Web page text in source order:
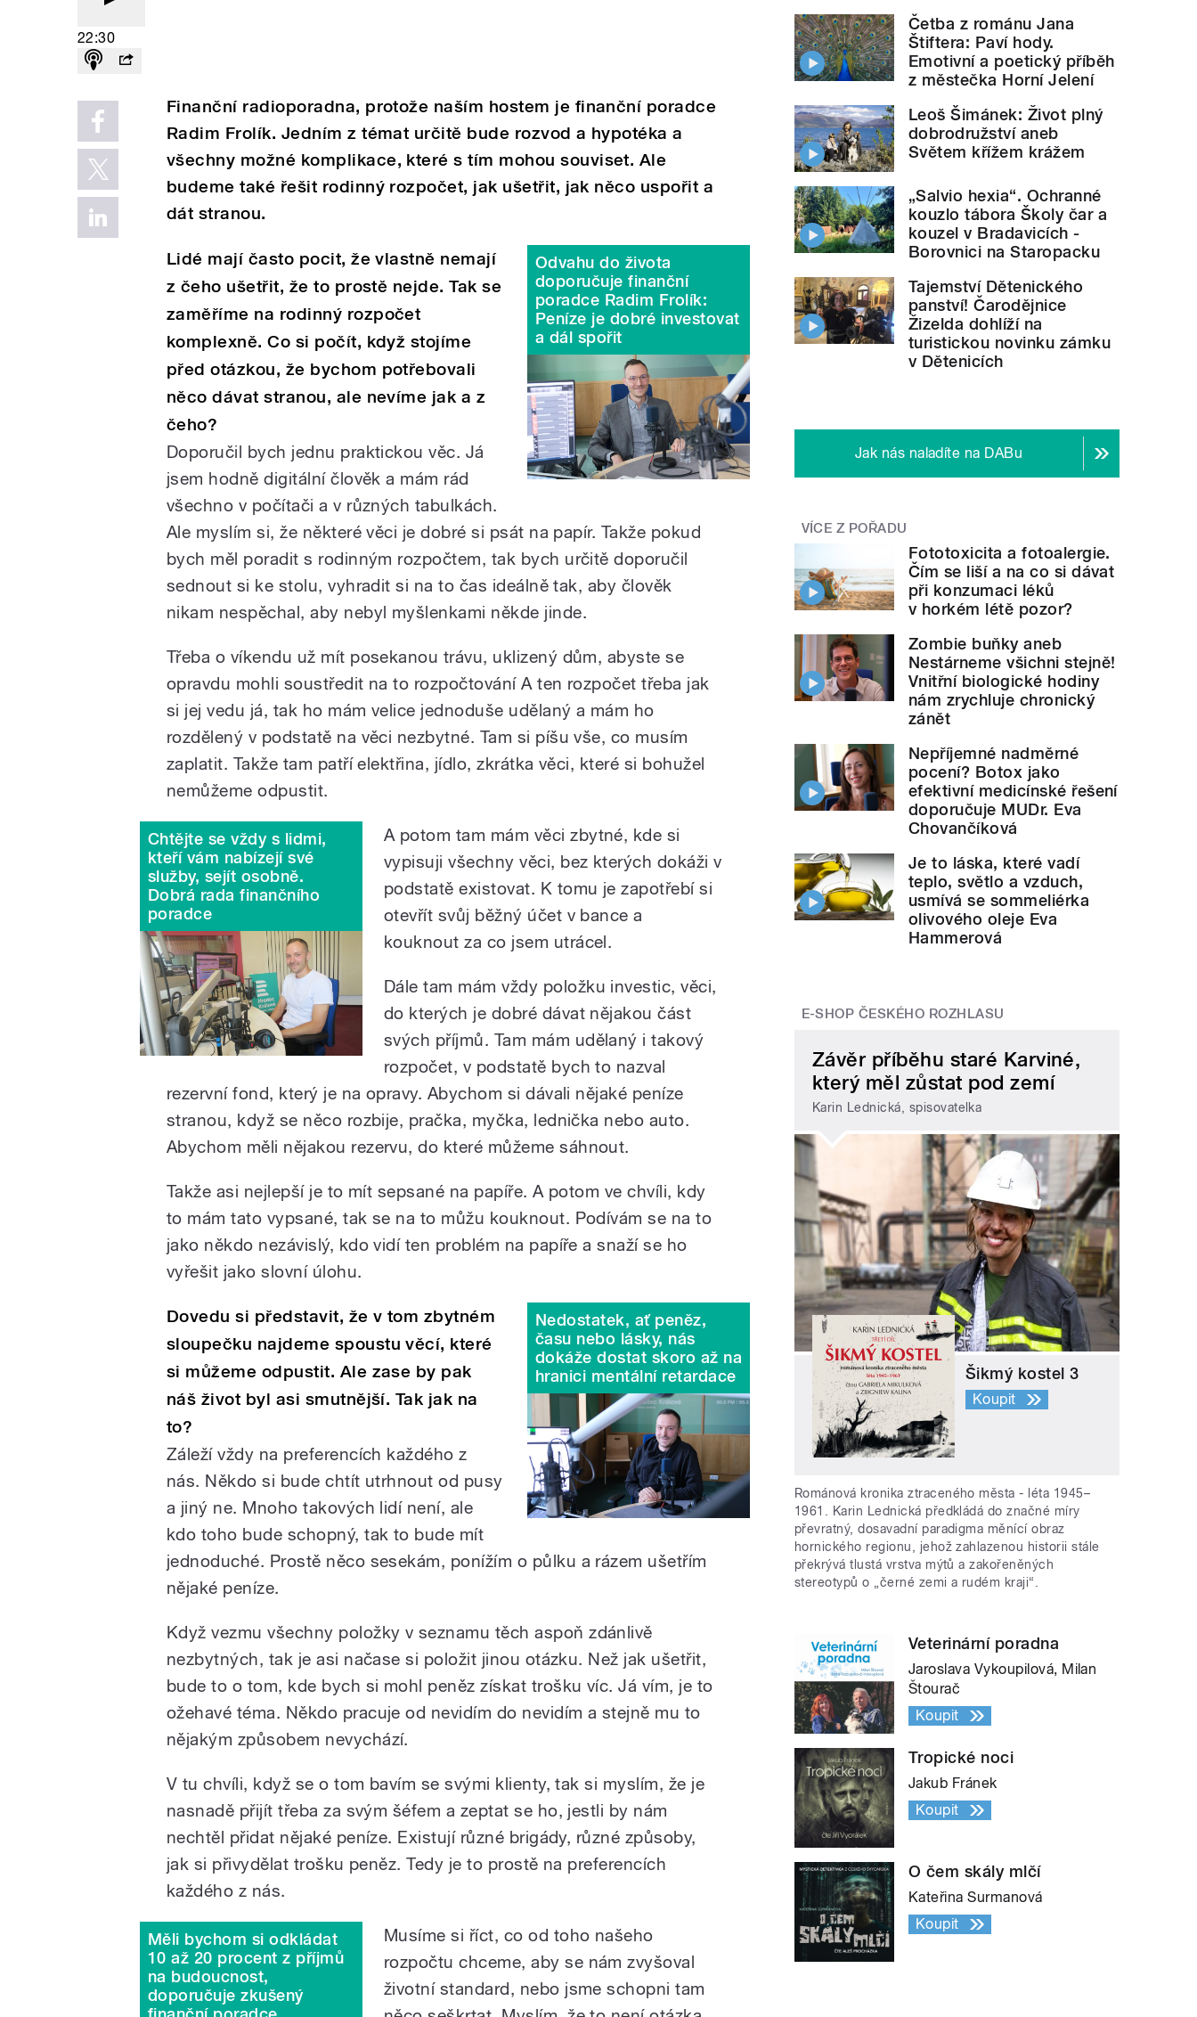
22:30
Finanční radioporadna, protože naším hostem je finanční poradce
Radim Frolík. Jedním z témat určitě bude rozvod a hypotéka a
všechny možné komplikace, které s tím mohou souviset. Ale
budeme také řešit rodinný rozpočet, jak ušetřit, jak něco uspořit a
dát stranou.
Odvahu do života
doporučuje finanční
poradce Radim Frolík:
Peníze je dobré investovat
a dál spořit
Lidé mají často pocit, že vlastně nemají
z čeho ušetřit, že to prostě nejde. Tak se
zaměříme na rodinný rozpočet
komplexně. Co si počít, když stojíme
před otázkou, že bychom potřebovali
něco dávat stranou, ale nevíme jak a z
čeho?
Doporučil bych jednu praktickou věc. Já
jsem hodně digitální člověk a mám rád
všechno v počítači a v různých tabulkách.
Ale myslím si, že některé věci je dobré si psát na papír. Takže pokud
bych měl poradit s rodinným rozpočtem, tak bych určitě doporučil
sednout si ke stolu, vyhradit si na to čas ideálně tak, aby člověk
nikam nespěchal, aby nebyl myšlenkami někde jinde.
Třeba o víkendu už mít posekanou trávu, uklizený dům, abyste se
opravdu mohli soustředit na to rozpočtování A ten rozpočet třeba jak
si jej vedu já, tak ho mám velice jednoduše udělaný a mám ho
rozdělený v podstatě na věci nezbytné. Tam si píšu vše, co musím
zaplatit. Takže tam patří elektřina, jídlo, zkrátka věci, které si bohužel
nemůžeme odpustit.
Chtějte se vždy s lidmi,
kteří vám nabízejí své
služby, sejít osobně.
Dobrá rada finančního
poradce
A potom tam mám věci zbytné, kde si
vypisuji všechny věci, bez kterých dokáži v
podstatě existovat. K tomu je zapotřebí si
otevřít svůj běžný účet v bance a
kouknout za co jsem utrácel.
Dále tam mám vždy položku investic, věci,
do kterých je dobré dávat nějakou část
svých příjmů. Tam mám udělaný i takový
rozpočet, v podstatě bych to nazval
rezervní fond, který je na opravy. Abychom si dávali nějaké peníze
stranou, když se něco rozbije, pračka, myčka, lednička nebo auto.
Abychom měli nějakou rezervu, do které můžeme sáhnout.
Takže asi nejlepší je to mít sepsané na papíře. A potom ve chvíli, kdy
to mám tato vypsané, tak se na to můžu kouknout. Podívám se na to
jako někdo nezávislý, kdo vidí ten problém na papíře a snaží se ho
vyřešit jako slovní úlohu.
Nedostatek, ať peněz,
času nebo lásky, nás
dokáže dostat skoro až na
hranici mentální retardace
Dovedu si představit, že v tom zbytném
sloupečku najdeme spoustu věcí, které
si můžeme odpustit. Ale zase by pak
náš život byl asi smutnější. Tak jak na
to?
Záleží vždy na preferencích každého z
nás. Někdo si bude chtít utrhnout od pusy
a jiný ne. Mnoho takových lidí není, ale
kdo toho bude schopný, tak to bude mít
jednoduché. Prostě něco sesekám, ponížím o půlku a rázem ušetřím
nějaké peníze.
Když vezmu všechny položky v seznamu těch aspoň zdánlivě
nezbytných, tak je asi načase si položit jinou otázku. Než jak ušetřit,
bude to o tom, kde bych si mohl peněz získat trošku víc. Já vím, je to
ožehavé téma. Někdo pracuje od nevidím do nevidím a stejně mu to
nějakým způsobem nevychází.
V tu chvíli, když se o tom bavím se svými klienty, tak si myslím, že je
nasnadě přijít třeba za svým šéfem a zeptat se ho, jestli by nám
nechtěl přidat nějaké peníze. Existují různé brigády, různé způsoby,
jak si přivydělat trošku peněz. Tedy je to prostě na preferencích
každého z nás.
Měli bychom si odkládat
10 až 20 procent z příjmů
na budoucnost,
doporučuje zkušený
Musíme si říct, co od toho našeho
rozpočtu chceme, aby se nám zvyšoval
životní standard, nebo jsme schopni tam
Četba z románu Jana
Štiftera: Paví hody.
Emotivní a poetický příběh
z městečka Horní Jelení
Leoš Šimánek: Život plný
dobrodružství aneb
Světem křížem krážem
„Salvio hexia“. Ochranné
kouzlo tábora Školy čar a
kouzel v Bradavicích -
Borovnici na Staropacku
Tajemství Dětenického
panství! Čarodějnice
Žizelda dohlíží na
turistickou novinku zámku
v Dětenicích
Jak nás naladíte na DABu
VÍCE Z POŘADU
Fototoxicita a fotoalergie.
Čím se liší a na co si dávat
při konzumaci léků
v horkém létě pozor?
Zombie buňky aneb
Nestárneme všichni stejně!
Vnitřní biologické hodiny
nám zrychluje chronický
zánět
Nepříjemné nadměrné
pocení? Botox jako
efektivní medicínské řešení
doporučuje MUDr. Eva
Chovančíková
Je to láska, které vadí
teplo, světlo a vzduch,
usmívá se sommeliérka
olivového oleje Eva
Hammerová
E-SHOP ČESKÉHO ROZHLASU
Závěr příběhu staré Karviné,
který měl zůstat pod zemí
Karin Lednická, spisovatelka
Šikmý kostel 3
Koupit
Románová kronika ztraceného města - léta 1945–
1961. Karin Lednická předkládá do značné míry
převratný, dosavadní paradigma měnící obraz
hornického regionu, jehož zahlazenou historii stále
překrývá tlustá vrstva mýtů a zakořeněných
stereotypů o „černé zemi a rudém kraji“.
Veterinární poradna
Jaroslava Vykoupilová, Milan
Štourač
Koupit
Tropické noci
Jakub Fránek
Koupit
O čem skály mlčí
Kateřina Surmanová
Koupit